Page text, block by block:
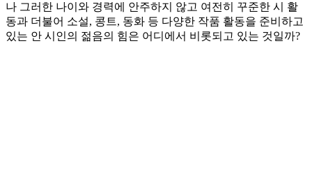
나 그러한 나이와 경력에 안주하지 않고 여전히 꾸준한 시 활
동과 더불어 소설, 콩트, 동화 등 다양한 작품 활동을 준비하고
있는 안 시인의 젊음의 힘은 어디에서 비롯되고 있는 것일까?